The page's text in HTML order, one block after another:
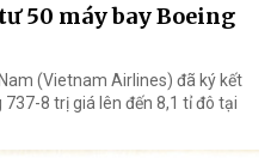
50 máy bay Boeing
(Vietnam Airlines) đã ký kết
8 trị giá lên đến 8,1 tỉ đô tại